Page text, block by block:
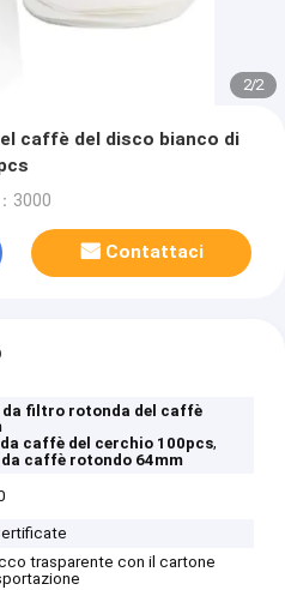
2/2
caffè del disco bianco di
3000
Contattaci
da filtro rotonda del caffè
caffè del cerchio 100pcs,
caffè rotondo 64mm
trasparente con il cartone